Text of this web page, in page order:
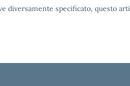
diversamente specificato, questo